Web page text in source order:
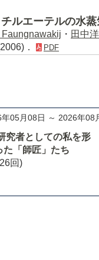
ルエーテルの水
Faungnawakij ・ 田中
． PDF
年05月08日 ～ 2026年08
究者としての私を形
た「師匠」たち
回)